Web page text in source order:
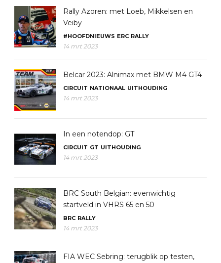
Rally Azoren: met Loeb, Mikkelsen en
Veiby
#HOOFDNIEUWS ERC RALLY
14 mrt 2023
Belcar 2023: Alnimax met BMW M4 GT4
CIRCUIT NATIONAAL UITHOUDING
14 mrt 2023
In een notendop: GT
CIRCUIT GT UITHOUDING
14 mrt 2023
BRC South Belgian: evenwichtig
startveld in VHRS 65 en 50
BRC RALLY
14 mrt 2023
FIA WEC Sebring: terugblik op testen,